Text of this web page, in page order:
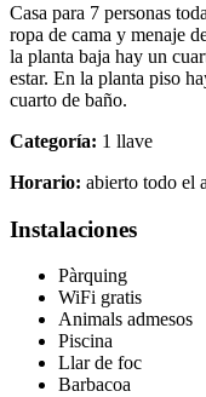
Casa para 7 personas
ropa de cama y menaje
la planta baja hay un
estar. En la planta piso
cuarto de baño.
Categoría: 1 llave
Horario: abierto todo el
Instalaciones
Pàrquing
WiFi gratis
Animals admesos
Piscina
Llar de foc
Barbacoa